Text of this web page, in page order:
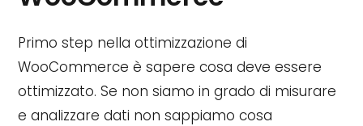
Primo step nella ottimizzazione di
WooCommerce è sapere cosa deve essere
ottimizzato. Se non siamo in grado di misurare
e analizzare dati non sappiamo cosa